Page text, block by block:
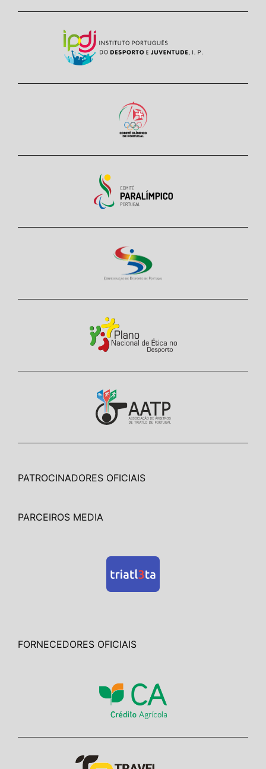
PATROCINADORES OFICIAIS
PARCEIROS MEDIA
FORNECEDORES OFICIAIS